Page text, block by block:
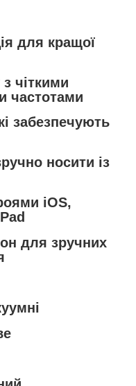
для кращої
чіткими
частотами
забезпечують
носити із
iOS,
для зручних